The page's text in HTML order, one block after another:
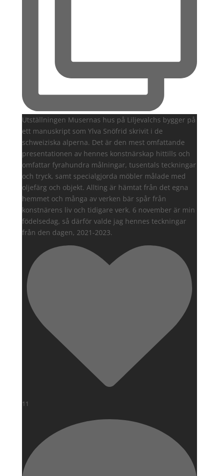
Utställningen Musernas hus på Liljevalchs bygger på
ett manuskript som Ylva Snöfrid skrivit i de
schweiziska alperna. Det är den mest omfattande
presentationen av hennes konstnärskap hittills och
omfattar fyrahundra målningar, tusentals teckningar
och tryck, samt specialgjorda möbler målade med
oljefärg och objekt. Allting är hämtat från det egna
hemmet och många av verken bär spår från
konstnärens liv och tidigare verk. 6 november är min
födelsedag, så därför valde jag hennes teckningar
från den dagen, 2021-2023.
11